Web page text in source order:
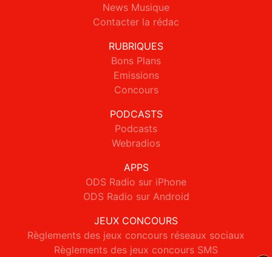
News Musique
Contacter la rédac
RUBRIQUES
Bons Plans
Emissions
Concours
PODCASTS
Podcasts
Webradios
APPS
ODS Radio sur iPhone
ODS Radio sur Android
JEUX CONCOURS
Règlements des jeux concours réseaux sociaux
Règlements des jeux concours SMS